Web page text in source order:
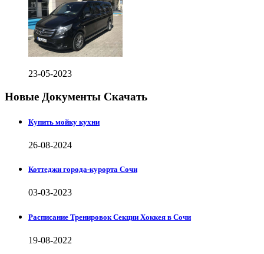
23-05-2023
Новые Документы Скачать
Купить мойку кухни
26-08-2024
Коттеджи города-курорта Сочи
03-03-2023
Расписание Тренировок Секции Хоккея в Сочи
19-08-2022